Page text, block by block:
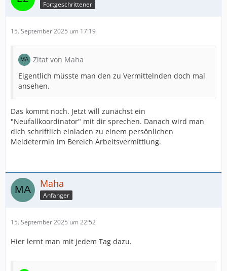
Fortgeschrittener
15. September 2025 um 17:19
Zitat von Maha
Eigentlich müsste man den zu Vermittelnden doch mal
ansehen.
Das kommt noch. Jetzt will zunächst ein
"Neufallkoordinator" mit dir sprechen. Danach wird man
dich schriftlich einladen zu einem persönlichen
Meldetermin im Bereich Arbeitsvermittlung.
Maha
Anfänger
15. September 2025 um 22:52
Hier lernt man mit jedem Tag dazu.